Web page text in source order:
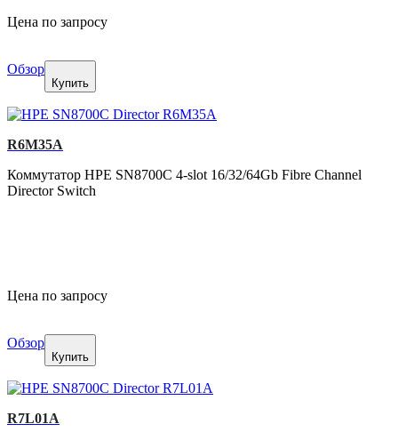
Цена по запросу
Обзор
Купить
R6M35A
Коммутатор HPE SN8700C 4-slot 16/32/64Gb Fibre Channel
Director Switch
Цена по запросу
Обзор
Купить
R7L01A